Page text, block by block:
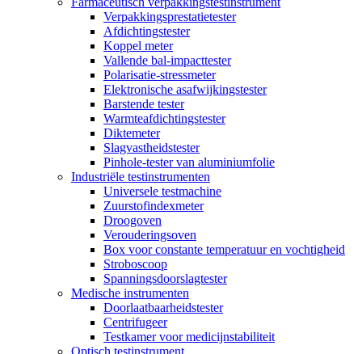
Verpakkingsprestatietester
Afdichtingstester
Koppel meter
Vallende bal-impacttester
Polarisatie-stressmeter
Elektronische asafwijkingstester
Barstende tester
Warmteafdichtingstester
Diktemeter
Slagvastheidstester
Pinhole-tester van aluminiumfolie
Industriële testinstrumenten
Universele testmachine
Zuurstofindexmeter
Droogoven
Verouderingsoven
Box voor constante temperatuur en vochtigheid
Stroboscoop
Spanningsdoorslagtester
Medische instrumenten
Doorlaatbaarheidstester
Centrifugeer
Testkamer voor medicijnstabiliteit
Optisch testinstrument